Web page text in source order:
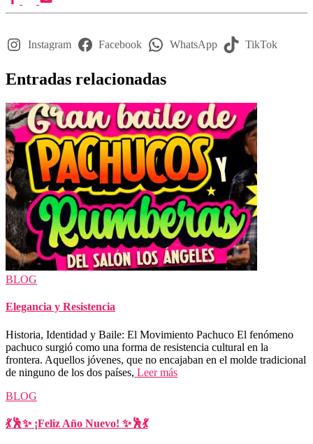
Instagram Facebook WhatsApp TikTok
Entradas relacionadas
BLOG
Elegancia y Resistencia
Historia, Identidad y Baile: El Movimiento Pachuco El fenómeno
pachuco surgió como una forma de resistencia cultural en la
frontera. Aquellos jóvenes, que no encajaban en el molde tradicional
de ninguno de los dos países, Leer más
BLOG
💃🕺✨ ¡Feliz Año Nuevo! ✨🕺💃